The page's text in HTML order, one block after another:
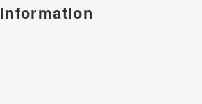
Information